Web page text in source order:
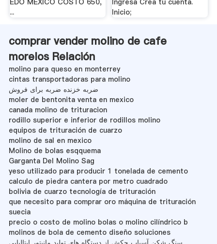
EDO MEXICO COSTO 650,
...
Ingresa Crea tu cuenta.
Inicio;
comprar vender molino de cafe
morelos Relación
molino para queso en monterrey
cintas transportadoras para molino
ضربه خزنده ضربه برای فروش
moler de bentonita venta en mexico
canada molino de trituracion
rodillo superior e inferior de rodillos molino
equipos de trituración de cuarzo
molino de sal en mexico
Molino de bolas esqquema
Garganta Del Molino Sag
yeso utilizado para producir 1 tonelada de cemento
calculo de piedra cantera por metro cuadrado
bolivia de cuarzo tecnología de trituración
que necesito para comprar oro máquina de trituración
suecia
precio o costo de molino bolas o molino cilíndrico b
molinos de bola de cemento diseño soluciones